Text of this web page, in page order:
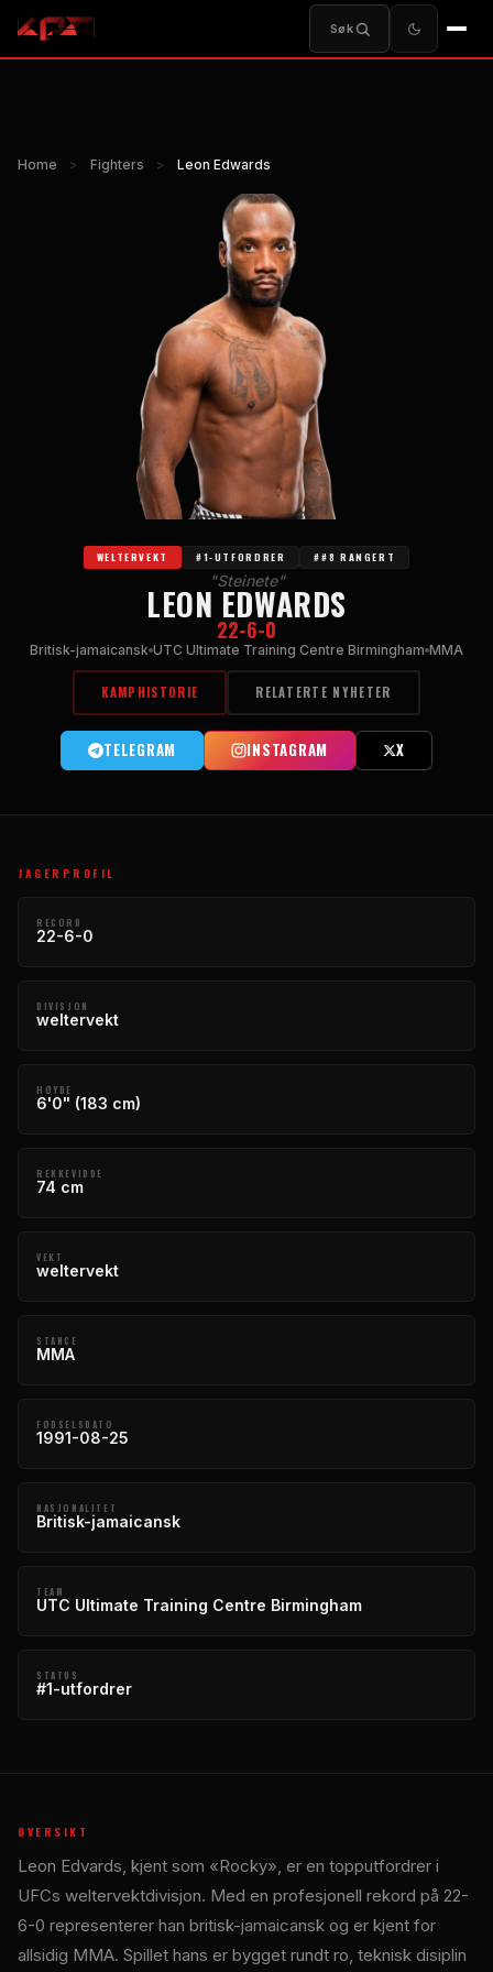
Søk
Home > Fighters > Leon Edwards
WELTERVEKT #1-UTFORDRER ##8 RANGERT
"Steinete"
LEON EDWARDS
22-6-0
Britisk-jamaicansk UTC Ultimate Training Centre Birmingham MMA
KAMPHISTORIE RELATERTE NYHETER
TELEGRAM INSTAGRAM X
JAGERPROFIL
RECORD
22-6-0
DIVISJON
weltervekt
HØYDE
6'0" (183 cm)
REKKEVIDDE
74 cm
VEKT
weltervekt
STANCE
MMA
FØDSELSDATO
1991-08-25
NASJONALITET
Britisk-jamaicansk
TEAM
UTC Ultimate Training Centre Birmingham
STATUS
#1-utfordrer
OVERSIKT
Leon Edvards, kjent som «Rocky», er en topputfordrer i
UFCs weltervektdivisjon. Med en profesjonell rekord på 22-
6-0 representerer han britisk-jamaicansk og er kjent for
allsidig MMA. Spillet hans er bygget rundt ro, teknisk disiplin